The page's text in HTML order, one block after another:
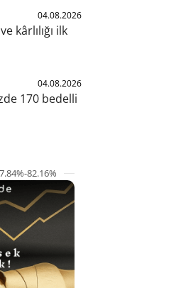
04.08.2026
kârlılığı ilk
04.08.2026
170 bedelli
82.16%